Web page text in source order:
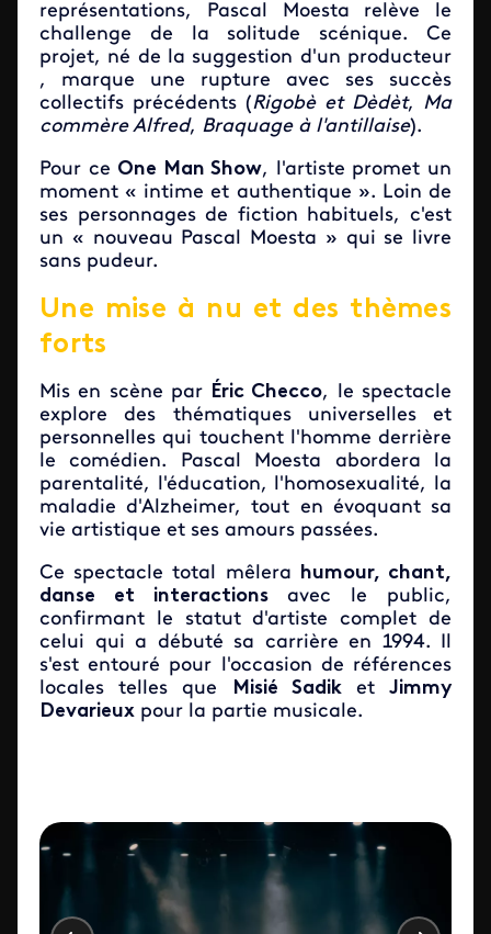
représentations, Pascal Moesta relève le
challenge de la solitude scénique. Ce
projet, né de la suggestion d'un producteur
, marque une rupture avec ses succès
collectifs précédents (Rigobè et Dèdèt, Ma
commère Alfred, Braquage à l'antillaise).
Pour ce One Man Show, l'artiste promet un
moment « intime et authentique ». Loin de
ses personnages de fiction habituels, c'est
un « nouveau Pascal Moesta » qui se livre
sans pudeur.
Une mise à nu et des thèmes
forts
Mis en scène par Éric Checco, le spectacle
explore des thématiques universelles et
personnelles qui touchent l'homme derrière
le comédien. Pascal Moesta abordera la
parentalité, l'éducation, l'homosexualité, la
maladie d'Alzheimer, tout en évoquant sa
vie artistique et ses amours passées.
Ce spectacle total mêlera humour, chant,
danse et interactionsavec le public,
confirmant le statut d'artiste complet de
celui qui a débuté sa carrière en 1994. Il
s'est entouré pour l'occasion de références
locales telles que
Misié SadiketJimmy
Devarieux pour la partie musicale.